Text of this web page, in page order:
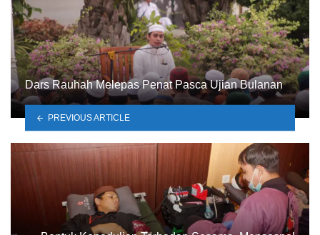
Dars Rauhah Melepas Penat Pasca Ujian Bulanan
PREVIOUS ARTICLE